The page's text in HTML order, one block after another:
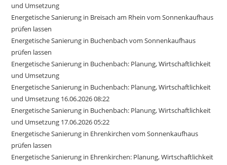
und Umsetzung
Energetische Sanierung in Breisach am Rhein vom Sonnenkaufhaus
prüfen lassen
Energetische Sanierung in Buchenbach vom Sonnenkaufhaus
prüfen lassen
Energetische Sanierung in Buchenbach: Planung, Wirtschaftlichkeit
und Umsetzung
Energetische Sanierung in Buchenbach: Planung, Wirtschaftlichkeit
und Umsetzung 16.06.2026 08:22
Energetische Sanierung in Buchenbach: Planung, Wirtschaftlichkeit
und Umsetzung 17.06.2026 05:22
Energetische Sanierung in Ehrenkirchen vom Sonnenkaufhaus
prüfen lassen
Energetische Sanierung in Ehrenkirchen: Planung, Wirtschaftlichkeit